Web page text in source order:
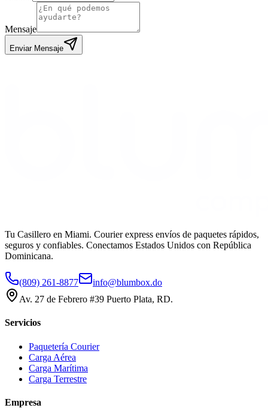
Mensaje
Enviar Mensaje
Tu Casillero en Miami. Courier express envíos de paquetes rápidos,
seguros y confiables. Conectamos Estados Unidos con República
Dominicana.
(809) 261-8877
info@blumbox.do
Av. 27 de Febrero #39 Puerto Plata, RD.
Servicios
Paquetería Courier
Carga Aérea
Carga Marítima
Carga Terrestre
Empresa